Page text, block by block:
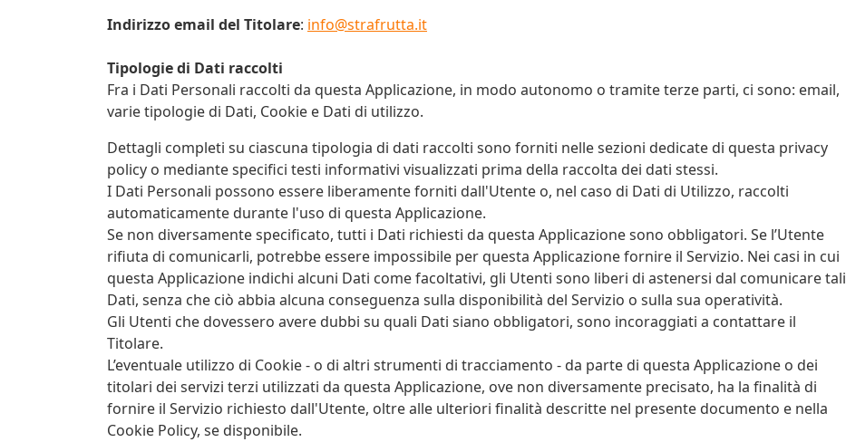
Indirizzo email del Titolare: info@strafrutta.it
Tipologie di Dati raccolti
Fra i Dati Personali raccolti da questa Applicazione, in modo autonomo o tramite terze parti, ci sono: email,
varie tipologie di Dati, Cookie e Dati di utilizzo.
Dettagli completi su ciascuna tipologia di dati raccolti sono forniti nelle sezioni dedicate di questa privacy
policy o mediante specifici testi informativi visualizzati prima della raccolta dei dati stessi.
I Dati Personali possono essere liberamente forniti dall'Utente o, nel caso di Dati di Utilizzo, raccolti
automaticamente durante l'uso di questa Applicazione.
Se non diversamente specificato, tutti i Dati richiesti da questa Applicazione sono obbligatori. Se l’Utente
rifiuta di comunicarli, potrebbe essere impossibile per questa Applicazione fornire il Servizio. Nei casi in cui
questa Applicazione indichi alcuni Dati come facoltativi, gli Utenti sono liberi di astenersi dal comunicare tali
Dati, senza che ciò abbia alcuna conseguenza sulla disponibilità del Servizio o sulla sua operatività.
Gli Utenti che dovessero avere dubbi su quali Dati siano obbligatori, sono incoraggiati a contattare il
Titolare.
L’eventuale utilizzo di Cookie - o di altri strumenti di tracciamento - da parte di questa Applicazione o dei
titolari dei servizi terzi utilizzati da questa Applicazione, ove non diversamente precisato, ha la finalità di
fornire il Servizio richiesto dall'Utente, oltre alle ulteriori finalità descritte nel presente documento e nella
Cookie Policy, se disponibile.